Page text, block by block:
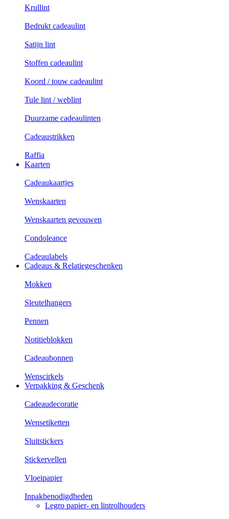
Krullint
Bedrukt cadeaulint
Satijn lint
Stoffen cadeaulint
Koord / touw cadeaulint
Tule lint / weblint
Duurzame cadeaulinten
Cadeaustrikken
Raffia
Kaarten
Cadeaukaartjes
Wenskaarten
Wenskaarten gevouwen
Condoleance
Cadeaulabels
Cadeaus & Relatiegeschenken
Mokken
Sleutelhangers
Pennen
Notitieblokken
Cadeaubonnen
Wenscirkels
Verpakking & Geschenk
Cadeaudecoratie
Wensetiketten
Sluitstickers
Stickervellen
Vloeipapier
Inpakbenodigdheden
Legro papier- en lintrolhouders